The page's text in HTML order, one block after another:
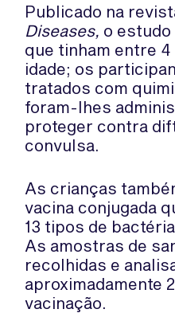
Publicado na
Diseases, o estudo
que tinham entre 4
idade; os
tratados com
foram-lhes
proteger contra
convulsa.
As crianças
vacina conjugada
13 tipos de
As amostras de
recolhidas e
aproximadamente
vacinação.